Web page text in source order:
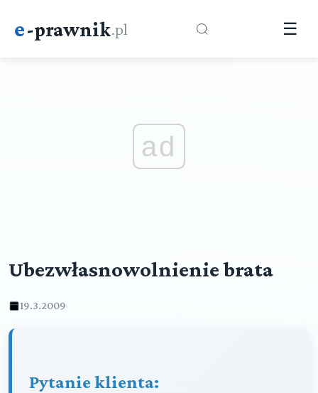
e-prawnik.pl ☰
ad
Ubezwłasnowolnienie brata
19.3.2009
Pytanie klienta: